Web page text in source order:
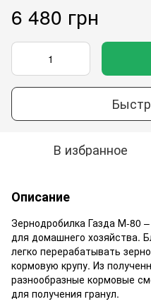
6 480 грн
В избранное
Описание
Зернодробилка Газда М-80
для домашнего хозяйства.
легко перерабатывать
кормовую крупу. Из
разнообразные кормовые
для получения гранул.